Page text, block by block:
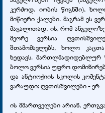
კერძოდ, იობის წიგნში),
მიწიერი ქალები. მაგრამ ეს
მაგალითად, ის, რომ
მეორე ვერსია
შთამომავლებს, ხოლო
ხედავს. მართლმადიდებლურ
ბოლო ვერსია უფრო
და ანტიოქიის სკოლის
ვარაუდი: ღვთისშვილები - ერ
ის მმართველები არიან,